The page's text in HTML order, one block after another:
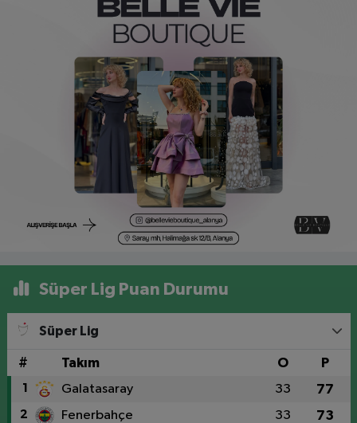
Süper Lig Puan Durumu
Süper Lig
# Takım O P
1 Galatasaray 33 77
2 Fenerbahçe 33 73